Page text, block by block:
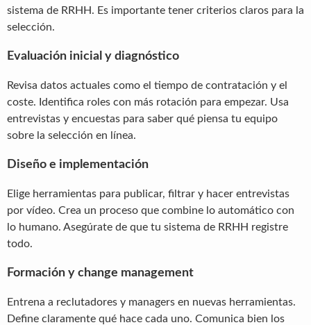
sistema de RRHH. Es importante tener criterios claros para la
selección.
Evaluación inicial y diagnóstico
Revisa datos actuales como el tiempo de contratación y el
coste. Identifica roles con más rotación para empezar. Usa
entrevistas y encuestas para saber qué piensa tu equipo
sobre la selección en línea.
Diseño e implementación
Elige herramientas para publicar, filtrar y hacer entrevistas
por vídeo. Crea un proceso que combine lo automático con
lo humano. Asegúrate de que tu sistema de RRHH registre
todo.
Formación y change management
Entrena a reclutadores y managers en nuevas herramientas.
Define claramente qué hace cada uno. Comunica bien los